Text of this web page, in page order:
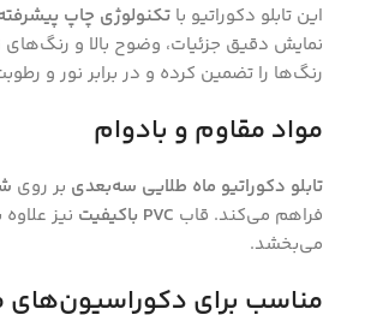
این تابلو دکوراتیو با تکنولوژی چاپ
نمایش دقیق جزئیات، وضوح بالا و رنگ‌های
رنگ‌ها را تضمین کرده و در برابر نور و
مواد مقاوم و بادوام
تابلو دکوراتیو ماه طلایی سه‌بعدی بر روی
فراهم می‌کند. قاب PVC باکیفیت
نیز
می‌بخشد.
مناسب برای دکوراسیون‌های